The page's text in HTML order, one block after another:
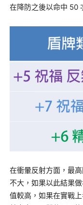
在降防之後以命中 50
在衝暈反射方面，最
不大，如果以此結果
值較高，如果在實戰